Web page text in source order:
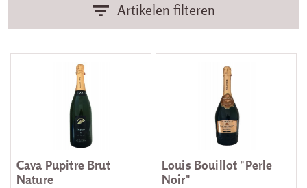
Artikelen filteren
Cava Pupitre Brut
Nature
Louis Bouillot "Perle
Noir"